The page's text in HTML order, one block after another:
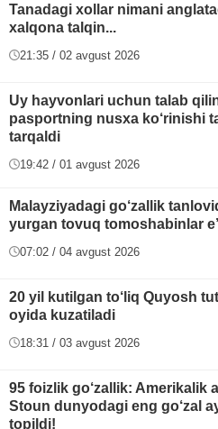
Tanadagi xollar nimani
xalqona talqin...
21:35 / 02 avgust 2026
Uy hayvonlari uchun talab
pasportning nusxa ko‘rinishi
tarqaldi
19:42 / 01 avgust 2026
Malayziyadagi go‘zallik
yurgan tovuq tomoshabinlar
07:02 / 04 avgust 2026
20 yil kutilgan to‘liq Quyosh
oyida kuzatiladi
18:31 / 03 avgust 2026
95 foizlik go‘zallik: Amerikalik
Stoun dunyodagi eng go‘zal
topildi!